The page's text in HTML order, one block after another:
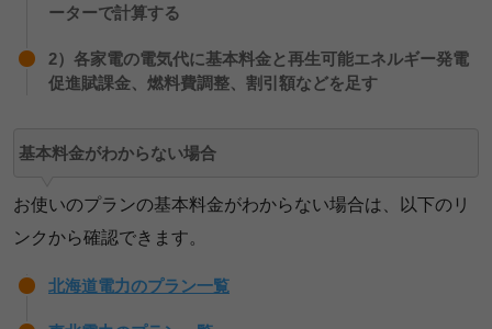
ーターで計算する
2）各家電の電気代に基本料金と再生可能エネルギー発電
促進賦課金、燃料費調整、割引額などを足す
基本料金がわからない場合
お使いのプランの基本料金がわからない場合は、以下のリ
ンクから確認できます。
北海道電力のプラン一覧